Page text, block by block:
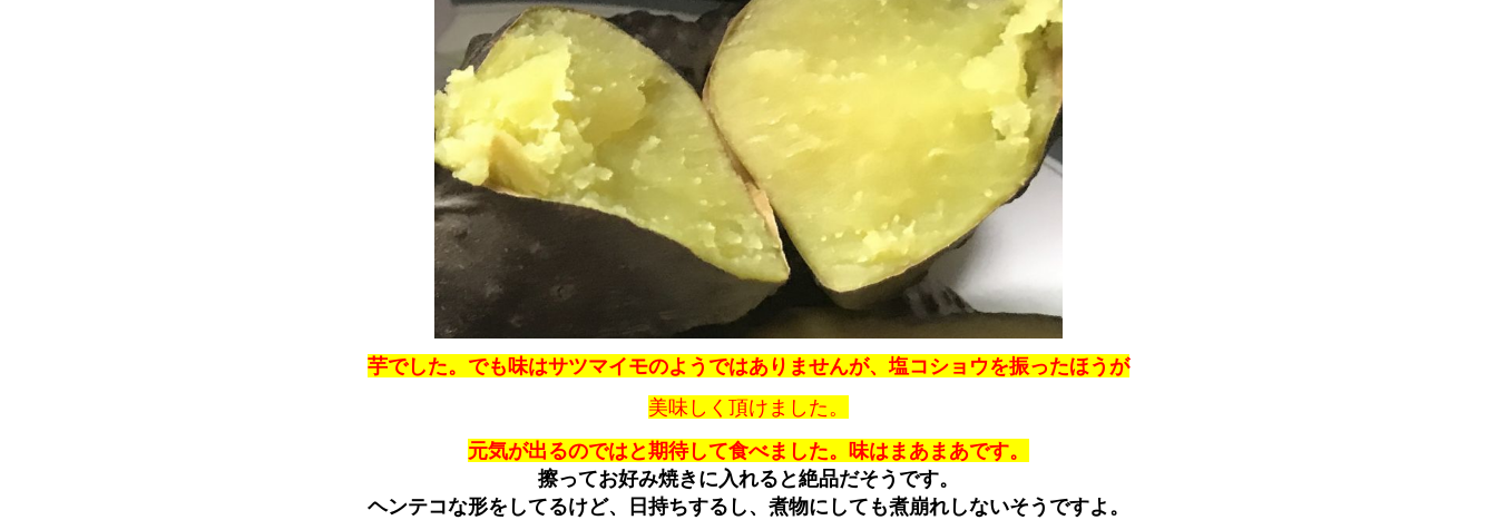
芋でした。でも味はサツマイモのようではありませんが、塩コショウを振ったほうが
美味しく頂けました。
元気が出るのではと期待して食べました。味はまあまあです。
擦ってお好み焼きに入れると絶品だそうです。
ヘンテコな形をしてるけど、日持ちするし、煮物にしても煮崩れしないそうですよ。